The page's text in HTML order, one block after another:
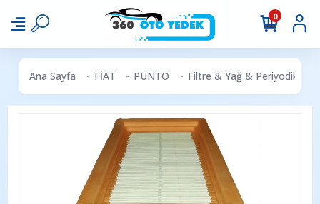
0
Ana Sayfa FİAT PUNTO Filtre & Yağ & Periyodik